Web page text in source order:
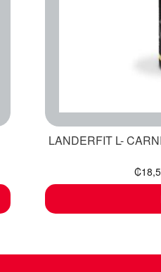
LANDERFIT L-
₡